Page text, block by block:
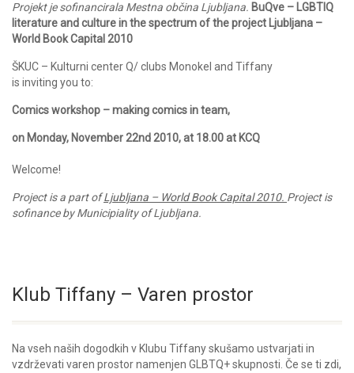
Projekt je sofinancirala Mestna občina Ljubljana. BuQve – LGBTIQ
literature and culture in the spectrum of the project Ljubljana –
World Book Capital 2010
ŠKUC – Kulturni center Q/ clubs Monokel and Tiffany
is inviting you to:
Comics workshop – making comics in team,
on Monday, November 22nd 2010, at 18.00 at KCQ
Welcome!
Project is a part ofLjubljana – World Book Capital 2010. Project is
sofinance by Municipiality of Ljubljana.
Klub Tiffany – Varen prostor
Na vseh naših dogodkih v Klubu Tiffany skušamo ustvarjati in
vzdrževati varen prostor namenjen GLBTQ+ skupnosti. Če se ti zdi,